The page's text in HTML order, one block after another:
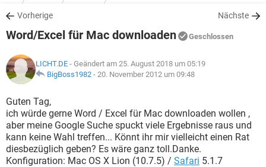
WINDOWS 10
WHATSAPP TIKTOK
FACEBOOK
SPIELE
WHATSAPP TIKTOK
FACEBOOK
DOWNLOADS
SPIELE STREAMING
ANDROID
WINDOWS 10 INSTAGRAM
WHATSAPP
FACEBOOK HARDWARE
SPIELE STREAMING
ANDROID
WINDOWS 10
WHATSAPP TIKTOK
FACEBOOK HARDWARE
LEXIKON
SPIELE
ANDROID IOS
WINDOWS 10 INSTAGRAM
WHATSAPP TIKTOK
Vorherige Nächste
Word/Excel für Mac downloaden Geschlossen
LICHT.DE - Geändert am 25. August 2018 um 05:19
BigBoss1982 - 20. November 2012 um 09:48
Guten Tag,
ich würde gerne Word / Excel für Mac downloaden wollen ,
aber meine Google Suche spuckt viele Ergebnisse raus und
kann keine Wahl treffen... Könnt ihr mir vielleicht einen Rat
diesbezüglich geben? Es wäre ganz toll.Danke.
Konfiguration: Mac OS X Lion (10.7.5) / Safari 5.1.7